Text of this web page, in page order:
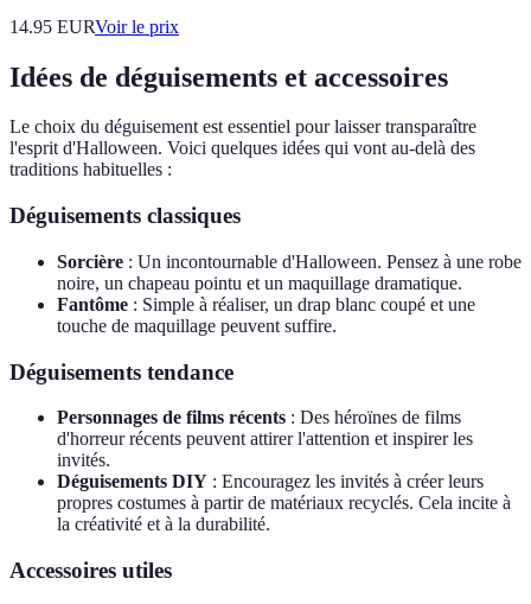
14.95 EURVoir le prix
Idées de déguisements et accessoires
Le choix du déguisement est essentiel pour laisser transparaître
l'esprit d'Halloween. Voici quelques idées qui vont au-delà des
traditions habituelles :
Déguisements classiques
Sorcière : Un incontournable d'Halloween. Pensez à une robe
noire, un chapeau pointu et un maquillage dramatique.
Fantôme : Simple à réaliser, un drap blanc coupé et une
touche de maquillage peuvent suffire.
Déguisements tendance
Personnages de films récents : Des héroïnes de films
d'horreur récents peuvent attirer l'attention et inspirer les
invités.
Déguisements DIY : Encouragez les invités à créer leurs
propres costumes à partir de matériaux recyclés. Cela incite à
la créativité et à la durabilité.
Accessoires utiles